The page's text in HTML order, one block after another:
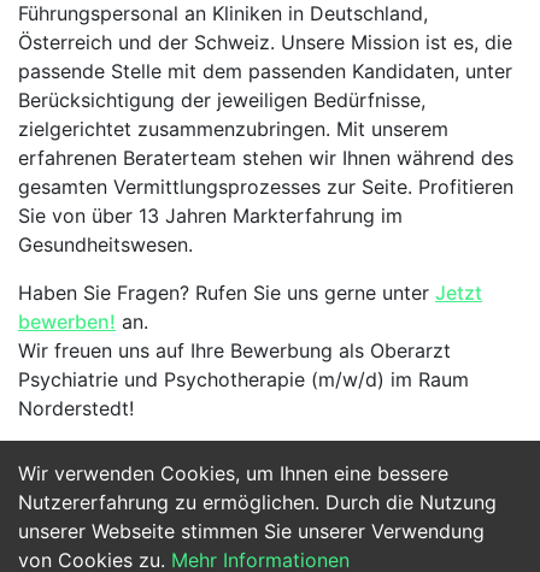
Wir verwenden Cookies, um Ihnen eine bessere
Nutzererfahrung zu ermöglichen. Durch die Nutzung
unserer Webseite stimmen Sie unserer Verwendung
von Cookies zu. Mehr Informationen
Führungspersonal an Kliniken in Deutschland,
Österreich und der Schweiz. Unsere Mission ist es, die
passende Stelle mit dem passenden Kandidaten, unter
Berücksichtigung der jeweiligen Bedürfnisse,
zielgerichtet zusammenzubringen. Mit unserem
erfahrenen Beraterteam stehen wir Ihnen während des
gesamten Vermittlungsprozesses zur Seite. Profitieren
Sie von über 13 Jahren Markterfahrung im
Gesundheitswesen.
Haben Sie Fragen? Rufen Sie uns gerne unter Jetzt
bewerben! an.
Wir freuen uns auf Ihre Bewerbung als Oberarzt
Psychiatrie und Psychotherapie (m/w/d) im Raum
Norderstedt!
Jetzt Bewerben